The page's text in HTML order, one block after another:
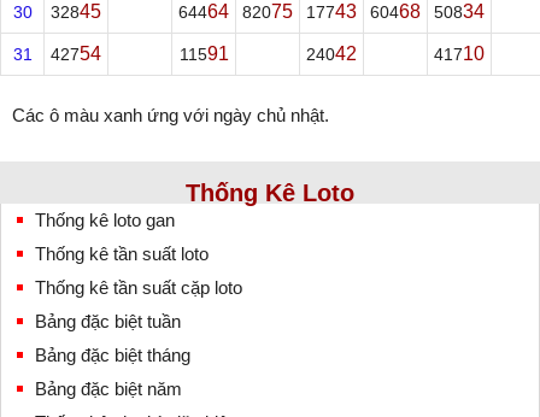
30 32845 64464 82075 17743 60468 50834
31 42754 11591 24042 41710
Các ô màu xanh ứng với ngày chủ nhật.
Thống Kê Loto
Thống kê loto gan
Thống kê tần suất loto
Thống kê tần suất cặp loto
Bảng đặc biệt tuần
Bảng đặc biệt tháng
Bảng đặc biệt năm